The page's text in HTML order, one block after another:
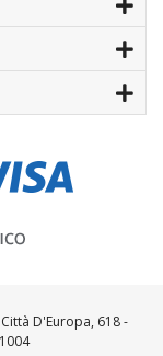
D'Europa, 618 -